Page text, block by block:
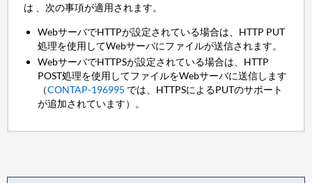
は 、次の事項が適用されます。
WebサーバでHTTPが設定されている場合は、HTTP PUT
処理を使用してWebサーバにファイルが送信されます。
WebサーバでHTTPSが設定されている場合は、HTTP
POST処理を使用してファイルをWebサーバに送信します
（CONTAP-196995 では、HTTPSによるPUTのサポート
が追加されています）。